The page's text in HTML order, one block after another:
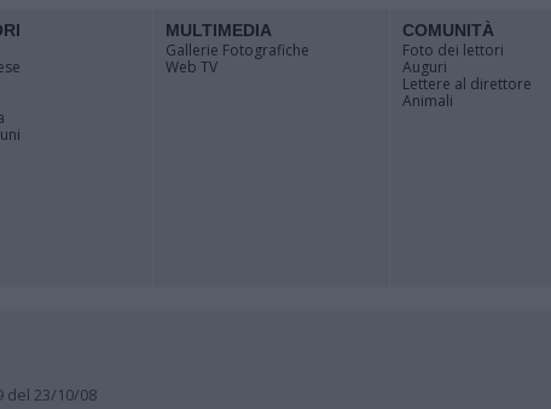
MULTIMEDIA
Gallerie Fotografiche
Web TV
COMUNITÀ
Foto dei lettori
Auguri
Lettere al direttore
Animali
del 23/10/08